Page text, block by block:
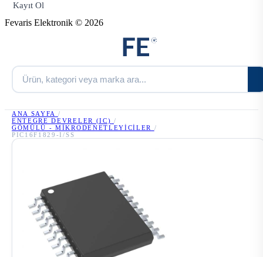
Kayıt Ol
Fevaris Elektronik © 2026
ANA SAYFA /
ENTEGRE DEVRELER (IC) /
GÖMÜLÜ - MIKRODENETLEYICILER
/
PIC16F1829-I/SS